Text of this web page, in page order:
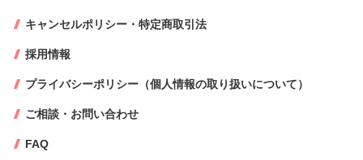
キャンセルポリシー・特定商取引法
採用情報
プライバシーポリシー（個人情報の取り扱いについて）
ご相談・お問い合わせ
FAQ